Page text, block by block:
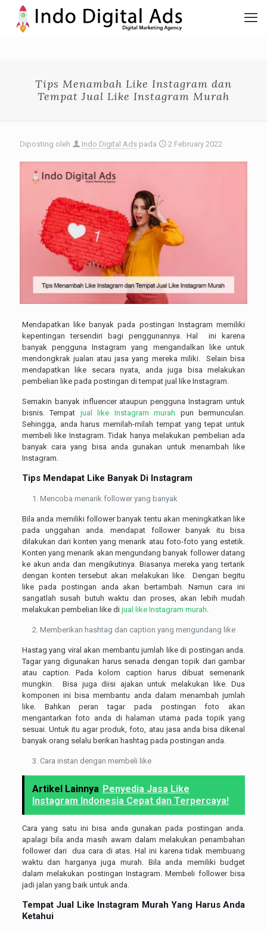
Tips Menambah Like Instagram dan
Tempat Jual Like Instagram Murah
Diposting oleh Indo Digital Ads pada 2 February 2022
Mendapatkan like banyak pada postingan Instagram memiliki
kepentingan tersendiri bagi penggunannya. Hal ini karena
banyak pengguna Instagram yang mengandalkan like untuk
mendongkrak jualan atau jasa yang mereka miliki. Selain bisa
mendapatkan like secara nyata, anda juga bisa melakukan
pembelian like pada postingan di tempat jual like Instagram.
Semakin banyak influencer ataupun pengguna Instagram untuk
bisnis. Tempat jual like Instagram murah pun bermunculan.
Sehingga, anda harus memilah-milah tempat yang tepat untuk
membeli like Instagram. Tidak hanya melakukan pembelian ada
banyak cara yang bisa anda gunakan untuk menambah like
Instagram.
Tips Mendapat Like Banyak Di Instagram
Mencoba menarik follower yang banyak
Bila anda memiliki follower banyak tentu akan meningkatkan like
pada unggahan anda. mendapat follower banyak itu bisa
dilakukan dari konten yang menarik atau foto-foto yang estetik.
Konten yang menarik akan mengundang banyak follower datang
ke akun anda dan mengikutinya. Biasanya mereka yang tertarik
dengan konten tersebut akan melakukan like. Dengan begitu
like pada postingan anda akan bertambah. Namun cara ini
sangatlah susah butuh waktu dan proses, akan lebih mudah
melakukan pembelian like di jual like Instagram murah
Memberikan hashtag dan caption yang mengundang like
Hastag yang viral akan membantu jumlah like di postingan anda.
Tagar yang digunakan harus senada dengan topik dari gambar
atau caption. Pada kolom caption harus dibuat semenarik
mungkin. Bisa juga diisi ajakan untuk melakukan like. Dua
komponen ini bisa membantu anda dalam menambah jumlah
like. Bahkan peran tagar pada postingan foto akan
mengantarkan foto anda di halaman utama pada topik yang
sesuai. Untuk itu agar produk, foto, atau jasa anda bisa dikenal
banyak orang selalu berikan hashtag pada postingan anda.
Cara instan dengan membeli like
Artikel Lainnya Penyedia Jasa Like
Instagram Indonesia Cepat dan Terpercaya!
Cara yang satu ini bisa anda gunakan pada postingan anda.
apalagi bila anda masih awam dalam melakukan penambahan
follower dari dua cara di atas. Hal ini karena tidak membuang
waktu dan harganya juga murah. Bila anda memiliki budget
dalam melakukan postingan Instagram. Membeli follower bisa
jadi jalan yang baik untuk anda.
Tempat Jual Like Instagram Murah Yang Harus Anda
Ketahui